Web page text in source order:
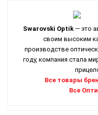
Swarovski Optik— это
своим высоким
производстве
году, компания стала
Все товары
Все